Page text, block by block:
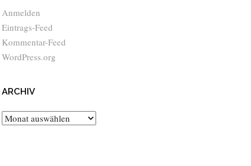
Anmelden
Eintrags-Feed
Kommentar-Feed
WordPress.org
ARCHIV
Archiv